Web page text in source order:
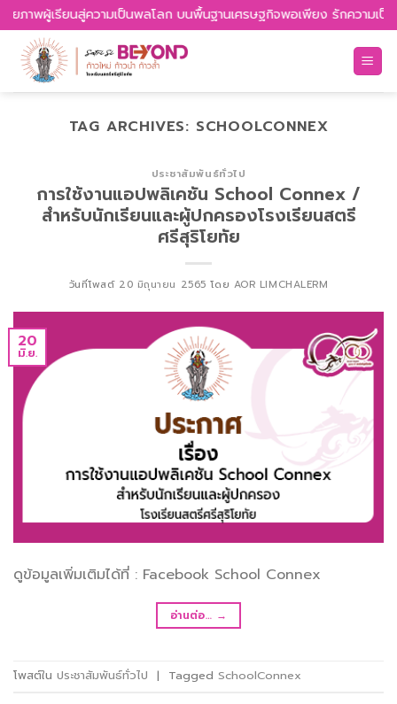
Skip
to
content
พผู้เรียนสู่ความเป็นพลโลก บนพื้นฐานเศรษฐกิจพอเพียง รักความเป็นไ
TAG ARCHIVES: SCHOOLCONNEX
ประชาสัมพันธ์ทั่วไป
การใช้งานแอปพลิเคชัน School Connex /
สำหรับนักเรียนและผู้ปกครองโรงเรียนสตรี
ศรีสุริโยทัย
วันที่โพสต์ 20 มิถุนายน 2565 โดย AOR LIMCHALERM
20
มิ.ย.
ดูข้อมูลเพิ่มเติมได้ที่ : Facebook School Connex
อ่านต่อ… →
โพสต์ใน ประชาสัมพันธ์ทั่วไป | Tagged SchoolConnex